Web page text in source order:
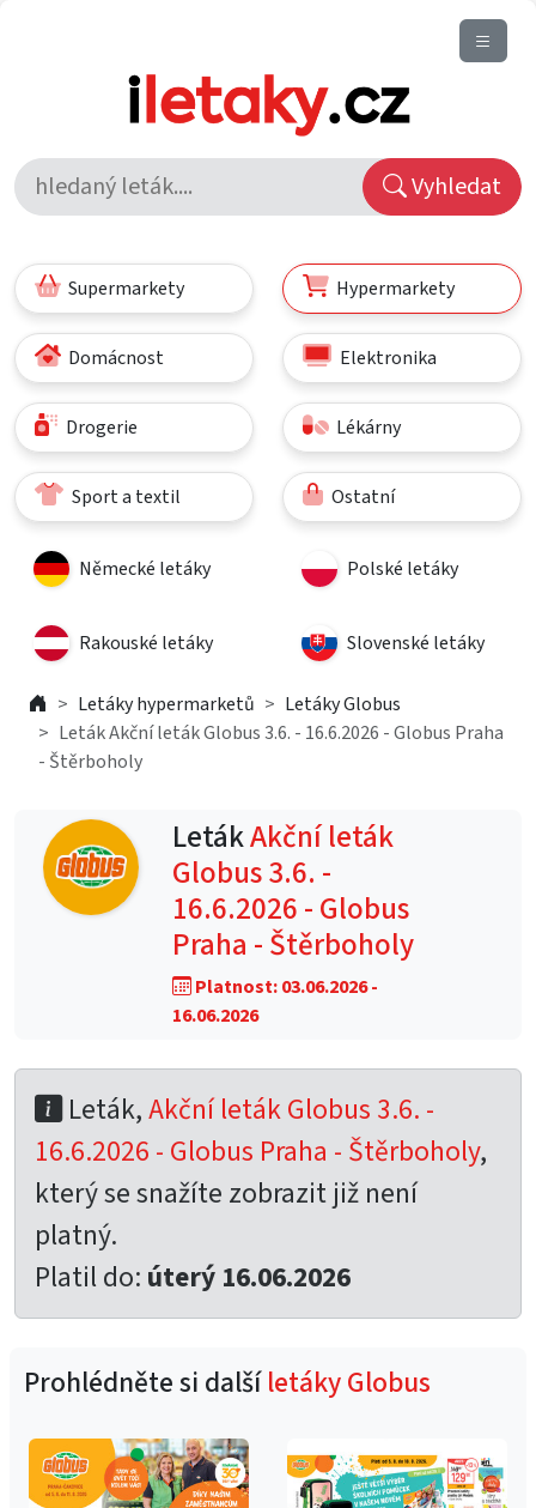
Vyhledat
Supermarkety Hypermarkety
Domácnost Elektronika
Drogerie Lékárny
Sport a textil Ostatní
Německé letáky Polské letáky
Rakouské letáky Slovenské letáky
Letáky hypermarketů
Letáky Globus
Leták Akční leták Globus 3.6. - 16.6.2026 - Globus Praha
- Štěrboholy
LetákAkční leták
Globus 3.6. -
16.6.2026 - Globus
Praha - Štěrboholy
Platnost: 03.06.2026 -
16.06.2026
Leták,Akční leták Globus 3.6. -
16.6.2026 - Globus Praha - Štěrboholy,
který se snažíte zobrazit již není
platný.
Platil do: úterý 16.06.2026
Prohlédněte si dalšíletáky Globus